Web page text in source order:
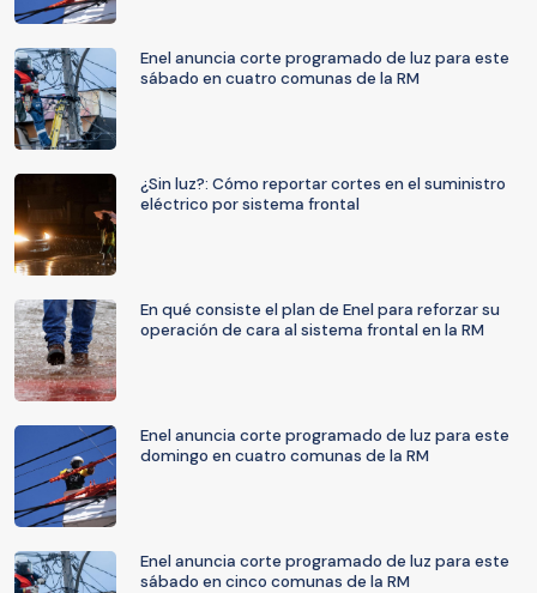
Enel anuncia corte programado de luz para este
sábado en cuatro comunas de la RM
¿Sin luz?: Cómo reportar cortes en el suministro
eléctrico por sistema frontal
En qué consiste el plan de Enel para reforzar su
operación de cara al sistema frontal en la RM
Enel anuncia corte programado de luz para este
domingo en cuatro comunas de la RM
Enel anuncia corte programado de luz para este
sábado en cinco comunas de la RM